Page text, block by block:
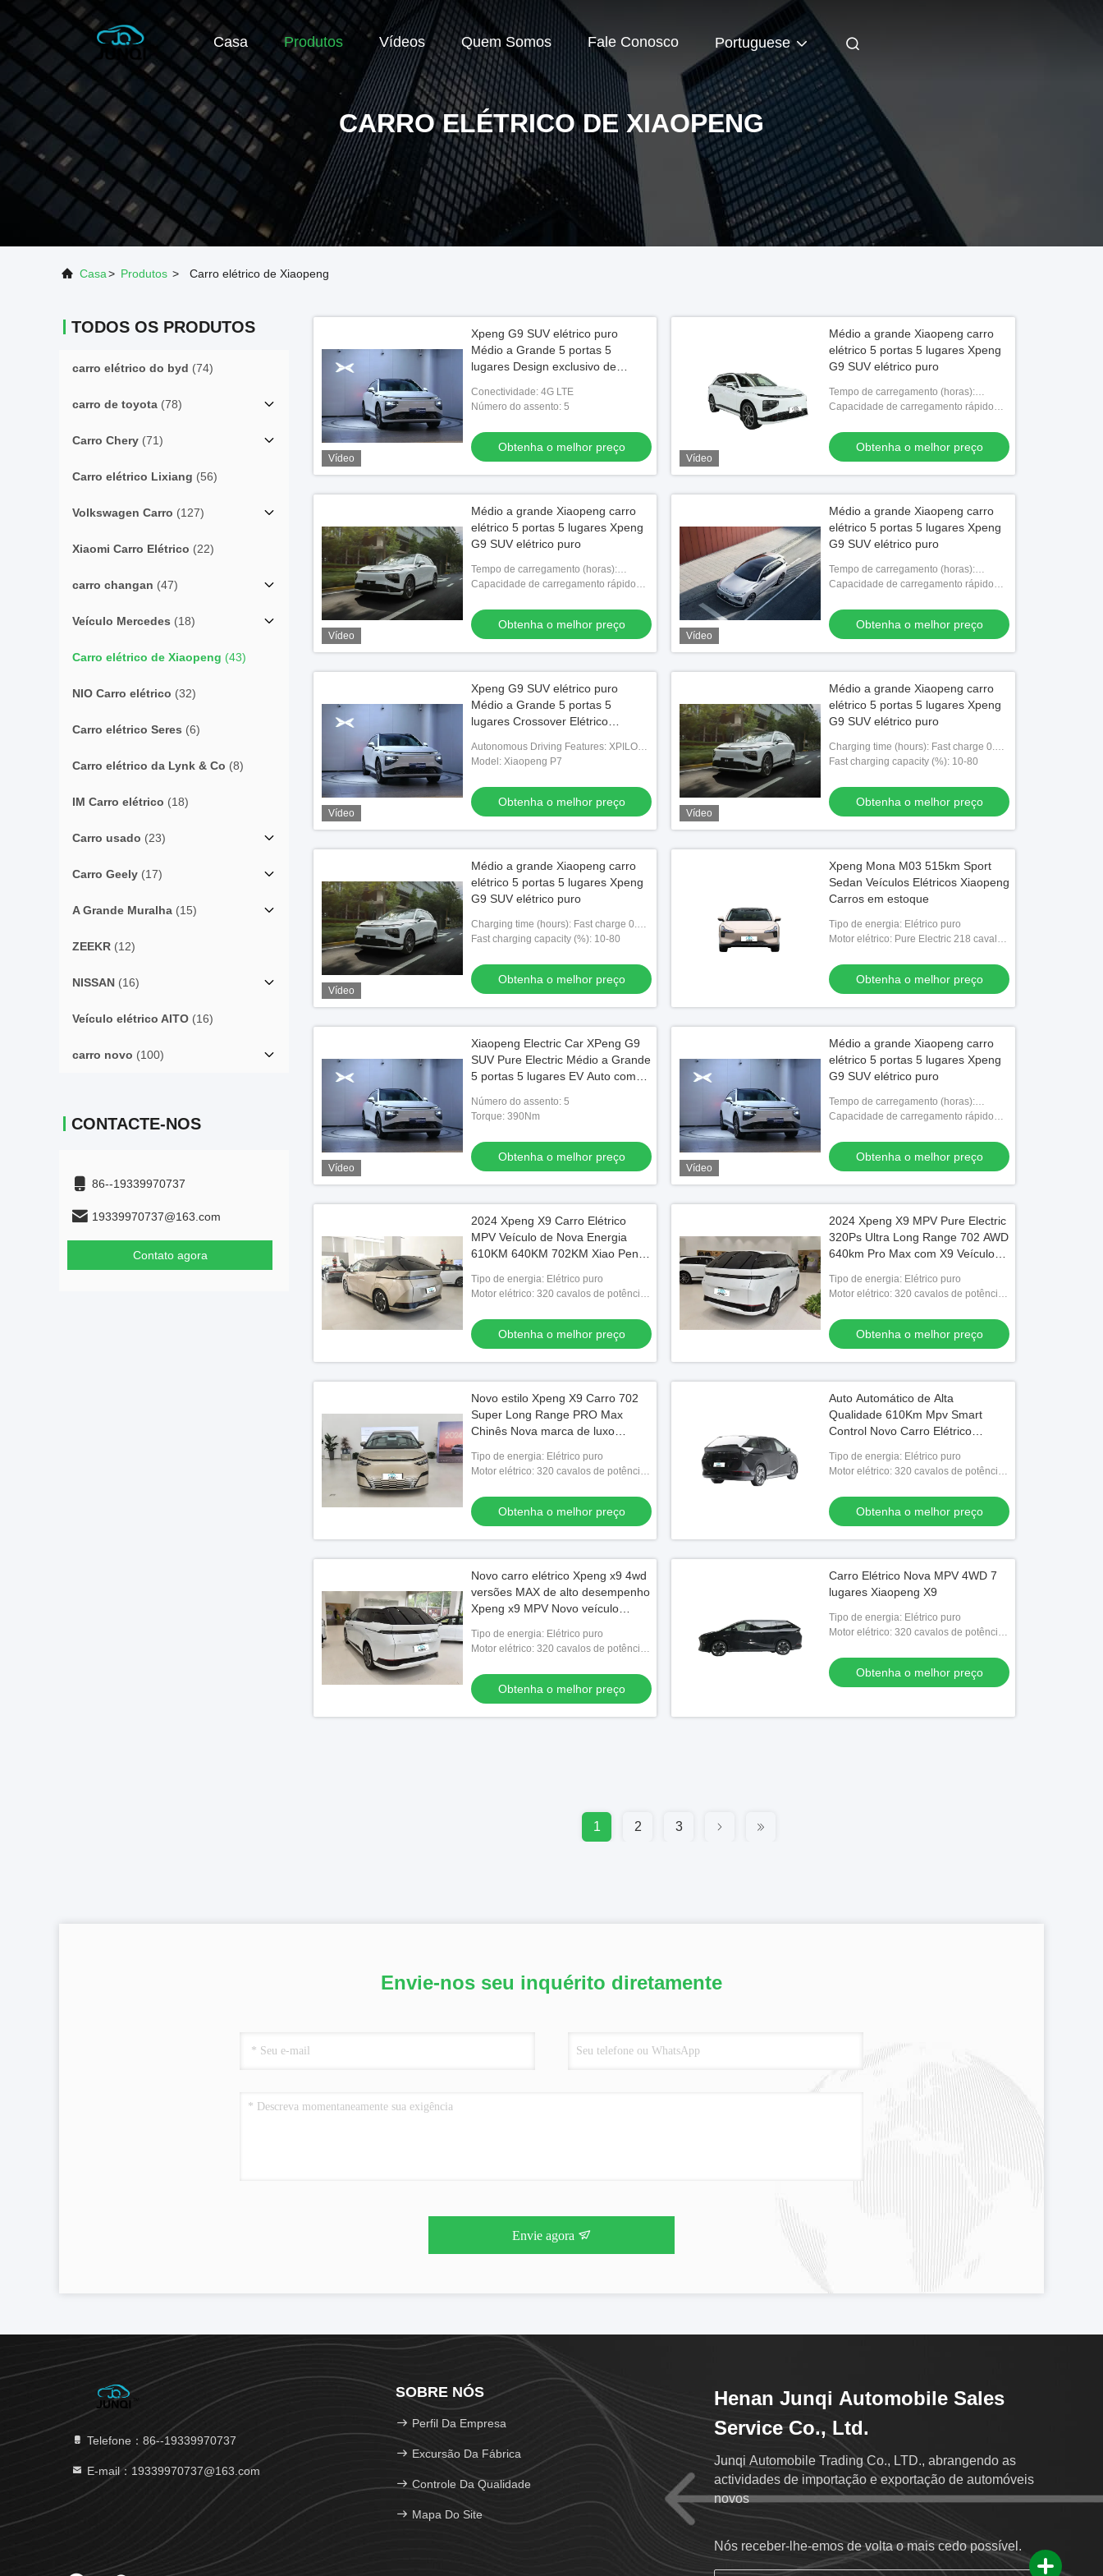
Casa Produtos Vídeos Quem Somos Fale Conosco Portuguese
CARRO ELÉTRICO DE XIAOPENG
Casa> Produtos > Carro elétrico de Xiaopeng
TODOS OS PRODUTOS
carro elétrico do byd (74)
carro de toyota (78)
Carro Chery (71)
Carro elétrico Lixiang (56)
Volkswagen Carro (127)
Xiaomi Carro Elétrico (22)
carro changan (47)
Veículo Mercedes (18)
Carro elétrico de Xiaopeng (43)
NIO Carro elétrico (32)
Carro elétrico Seres (6)
Carro elétrico da Lynk & Co (8)
IM Carro elétrico (18)
Carro usado (23)
Carro Geely (17)
A Grande Muralha (15)
ZEEKR (12)
NISSAN (16)
Veículo elétrico AITO (16)
carro novo (100)
CONTACTE-NOS
86--19339970737
19339970737@163.com
Contato agora
Vídeo
Xpeng G9 SUV elétrico puro
Médio a Grande 5 portas 5
lugares Design exclusivo de
Conectividade: 4G LTE
Número do assento: 5
Obtenha o melhor preço
Vídeo
Médio a grande Xiaopeng carro
elétrico 5 portas 5 lugares Xpeng
G9 SUV elétrico puro
Tempo de carregamento (horas):
Carregamento rápido 0,33 horas
Capacidade de carregamento rápido
Obtenha o melhor preço
Vídeo
Médio a grande Xiaopeng carro
elétrico 5 portas 5 lugares Xpeng
G9 SUV elétrico puro
Tempo de carregamento (horas):
Carregamento rápido 0,33 horas
Capacidade de carregamento rápido
Obtenha o melhor preço
Vídeo
Médio a grande Xiaopeng carro
elétrico 5 portas 5 lugares Xpeng
G9 SUV elétrico puro
Tempo de carregamento (horas):
Carregamento rápido 0,33 horas
Capacidade de carregamento rápido
Obtenha o melhor preço
Vídeo
Xpeng G9 SUV elétrico puro
Médio a Grande 5 portas 5
lugares Crossover Elétrico
Autonomous Driving Features: XPILOT
3.0
Model: Xiaopeng P7
Obtenha o melhor preço
Vídeo
Médio a grande Xiaopeng carro
elétrico 5 portas 5 lugares Xpeng
G9 SUV elétrico puro
Charging time (hours): Fast charge 0.33
hours
Fast charging capacity (%): 10-80
Obtenha o melhor preço
Vídeo
Médio a grande Xiaopeng carro
elétrico 5 portas 5 lugares Xpeng
G9 SUV elétrico puro
Charging time (hours): Fast charge 0.33
hours
Fast charging capacity (%): 10-80
Obtenha o melhor preço
Xpeng Mona M03 515km Sport
Sedan Veículos Elétricos Xiaopeng
Carros em estoque
Tipo de energia: Elétrico puro
Motor elétrico: Pure Electric 218 cavalos
Obtenha o melhor preço
Vídeo
Xiaopeng Electric Car XPeng G9
SUV Pure Electric Médio a Grande
5 portas 5 lugares EV Auto com
Número do assento: 5
Torque: 390Nm
Obtenha o melhor preço
Vídeo
Médio a grande Xiaopeng carro
elétrico 5 portas 5 lugares Xpeng
G9 SUV elétrico puro
Tempo de carregamento (horas):
Carregamento rápido 0,33 horas
Capacidade de carregamento rápido
Obtenha o melhor preço
2024 Xpeng X9 Carro Elétrico
MPV Veículo de Nova Energia
610KM 640KM 702KM Xiao Peng
MPV Carro EV
Tipo de energia: Elétrico puro
Motor elétrico: 320 cavalos de potência
Obtenha o melhor preço
2024 Xpeng X9 MPV Pure Electric
320Ps Ultra Long Range 702 AWD
640km Pro Max com X9 Veículo
Tipo de energia: Elétrico puro
Motor elétrico: 320 cavalos de potência
Obtenha o melhor preço
Novo estilo Xpeng X9 Carro 702
Super Long Range PRO Max
Chinês Nova marca de luxo
Tipo de energia: Elétrico puro
Motor elétrico: 320 cavalos de potência
Obtenha o melhor preço
Auto Automático de Alta
Qualidade 610Km Mpv Smart
Control Novo Carro Elétrico
Tipo de energia: Elétrico puro
Motor elétrico: 320 cavalos de potência
Obtenha o melhor preço
Novo carro elétrico Xpeng x9 4wd
versões MAX de alto desempenho
Xpeng x9 MPV Novo veículo
Tipo de energia: Elétrico puro
Motor elétrico: 320 cavalos de potência
Obtenha o melhor preço
Carro Elétrico Nova MPV 4WD 7
lugares Xiaopeng X9
Tipo de energia: Elétrico puro
Motor elétrico: 320 cavalos de potência
Obtenha o melhor preço
1 2 3
Envie-nos seu inquérito diretamente
Envie agora
Telefone：86--19339970737
E-mail：19339970737@163.com
SOBRE NÓS
Perfil Da Empresa
Excursão Da Fábrica
Controle Da Qualidade
Mapa Do Site
Henan Junqi Automobile Sales
Service Co., Ltd.
Junqi Automobile Trading Co., LTD., abrangendo as
actividades de importação e exportação de automóveis
novos
Nós receber-lhe-emos de volta o mais cedo possível.